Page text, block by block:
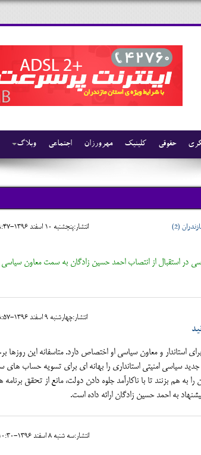
وبلاگ اجتماعی مهرورزان کلینیک حقوقی
انتشار:پنجشنبه 10 اسفند 1396-9:47 (2)
استقبال از انتصاب احمد حسین زادگان به سمت معاون سیاسی
انتشار:چهارشنبه 9 اسفند 1396-8:57
استاندار و معاون سیاسی او اختصاص دارد. متاسفانه این روزها
سیاسی امنیتی استانداری را بهانه ای برای تسویه حساب های
هم بزنند تا با ناکارآمد جلوه دادن دولت، مانع از تحقق برنامه
به احمد حسین زادگان ارائه داده است.
انتشار:سه شنبه 8 اسفند 1396-10:30